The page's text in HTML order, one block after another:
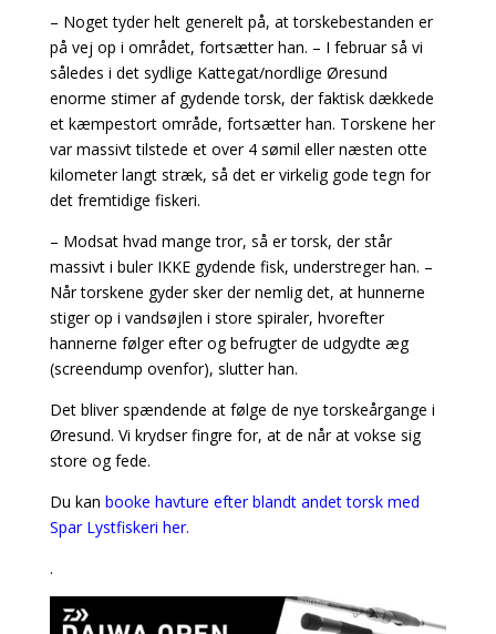
– Noget tyder helt generelt på, at torskebestanden er
på vej op i området, fortsætter han. – I februar så vi
således i det sydlige Kattegat/nordlige Øresund
enorme stimer af gydende torsk, der faktisk dækkede
et kæmpestort område, fortsætter han. Torskene her
var massivt tilstede et over 4 sømil eller næsten otte
kilometer langt stræk, så det er virkelig gode tegn for
det fremtidige fiskeri.
– Modsat hvad mange tror, så er torsk, der står
massivt i buler IKKE gydende fisk, understreger han. –
Når torskene gyder sker der nemlig det, at hunnerne
stiger op i vandsøjlen i store spiraler, hvorefter
hannerne følger efter og befrugter de udgydte æg
(screendump ovenfor), slutter han.
Det bliver spændende at følge de nye torskeårgange i
Øresund. Vi krydser fingre for, at de når at vokse sig
store og fede.
Du kan booke havture efter blandt andet torsk med
Spar Lystfiskeri her.
.